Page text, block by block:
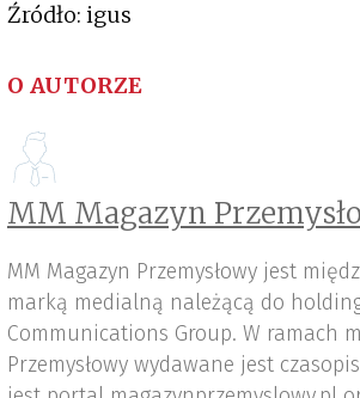
Źródło: igus
O AUTORZE
MM Magazyn
MM Magazyn Przemysłowy jest
marką medialną należącą do
Communications Group. W ramach
Przemysłowy wydawane jest